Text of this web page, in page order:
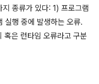
종류가 있다: 1) 프로그램
실행 중에 발생하는 오류.
혹은 런타임 오류라고 구분